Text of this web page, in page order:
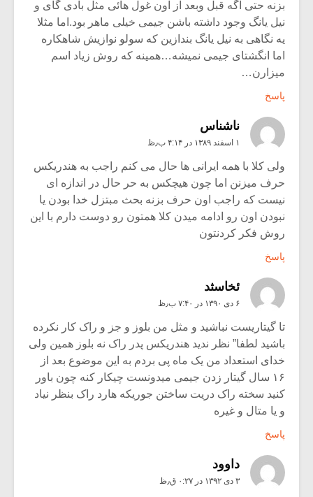
بزنه حتی اگه قبل وبعد از اون غول هائی مثل بادی گای و
نیل یانگ وجود داشته باشن جیمی خیلی ماهر بود.اما مثلا
یه نگاهی به نیل یانگ بندازین که سولو نوازیش شاهکاره
اما انگشتای جیمی نمیشه…همینه که روش زیاد اسم
میزارن…
پاسخ
ناشناس
۱ اسفند ۱۳۸۹ در ۴:۱۴ ب٫ظ
ولی کلا با همه ایرانی ها حال می کنم راجب به هندریکس
حرف میزنن اما چون هیچکس به حر حال در اندازه ای
نیست که راجب اون حرف بزنه بحث مبتزل خدا بودن یا
نبودن اون رو ادامه میدن کلا همتون رو دوست دارم با این
روش فکر کردنتون
پاسخ
ئخاسثد
۶ دی ۱۳۹۰ در ۷:۴۰ ب٫ظ
تا گیتاریست نباشید و مثل من بلوز و جز و راک کار نکرده
باشید لطفا” نظر ندید هندریکس پدر راک نه بلوز همین ولی
خدای استعداد من یک ماه پی بردم به این موضوع بعد از
۱۶ سال گیتار زدن جیمی میدونست چیکار کنه چون باور
کنید سخته راک دریت ساختن جوریکه هارد راک بنظر نیاد
و یا متال و غیره
پاسخ
داوود
۳ دی ۱۳۹۲ در ۰:۲۷ ق٫ظ